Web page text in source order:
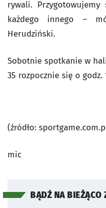
rywali.
każdego innego –
Herudziński.
Sobotnie spotkanie w
35 rozpocznie się o godz.
(źródło:
mic
BĄDŹ NA